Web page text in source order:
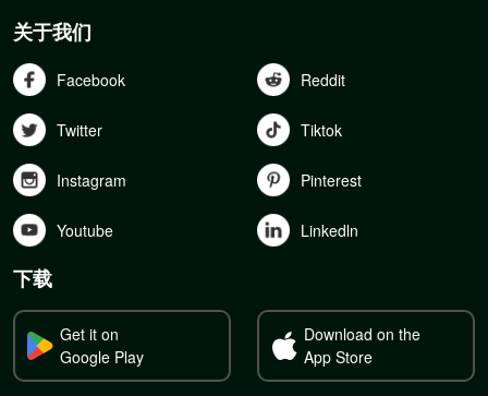
关于我们
Facebook Reddit
Twitter Tiktok
Instagram Pinterest
Youtube Linkedln
下载
Get it on
Google Play
Download on the
App Store